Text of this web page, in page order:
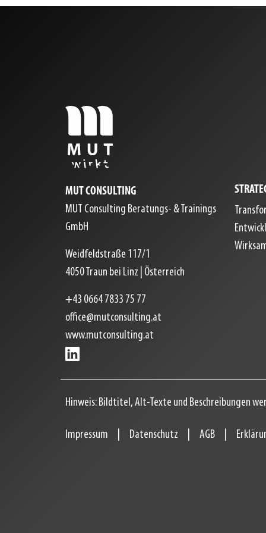
MUT CONSULTING
MUT Consulting Beratungs- & Trainings
GmbH
Weidfeldstraße 117/1
4050 Traun bei Linz Österreich
+43 0664 7833 75 77
office@mutconsulting.at
www.mutconsulting.at
Hinweis: Bildtitel, Alt-Texte und Beschreibungen
Impressum Datenschutz AGB